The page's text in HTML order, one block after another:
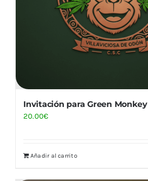
Invitación para Green Monkey
20.00€
Añadir al carrito